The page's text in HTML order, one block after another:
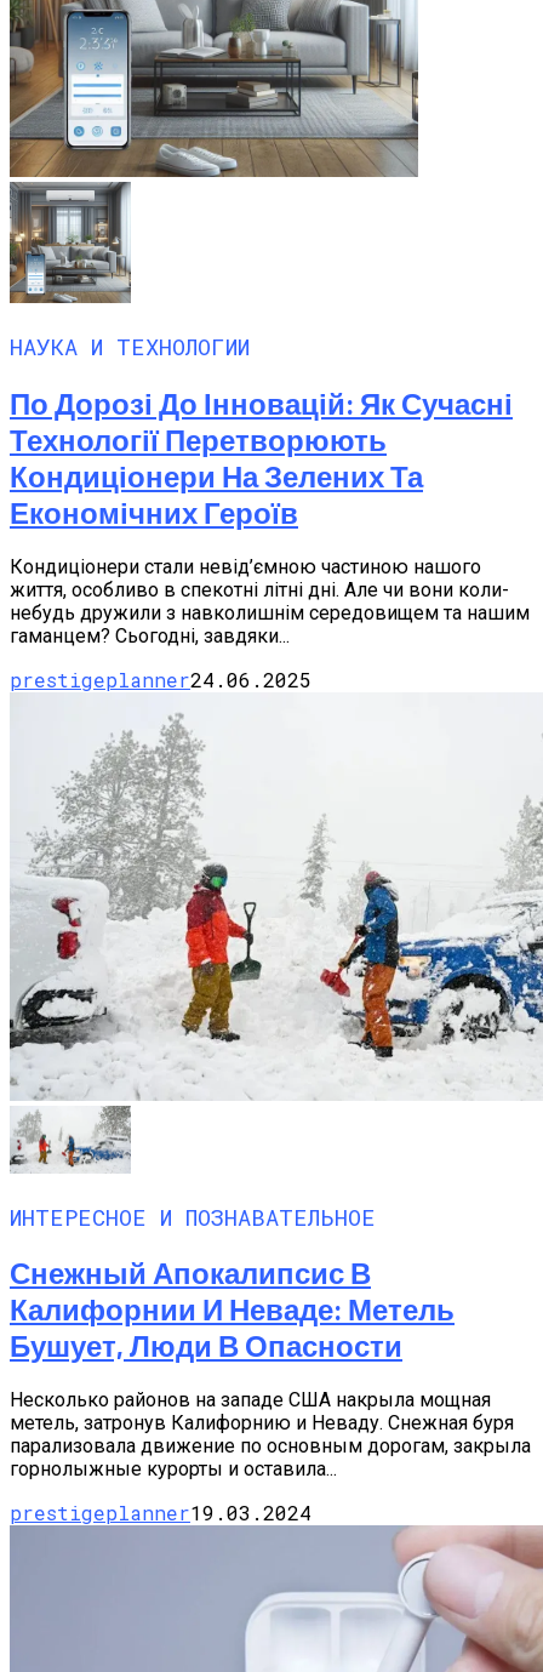
НАУКА И ТЕХНОЛОГИИ
По Дорозі До Інновацій: Як Сучасні
Технології Перетворюють
Кондиціонери На Зелених Та
Економічних Героїв
Кондиціонери стали невід’ємною частиною нашого
життя, особливо в спекотні літні дні. Але чи вони коли-
небудь дружили з навколишнім середовищем та нашим
гаманцем? Сьогодні, завдяки...
prestigeplanner24.06.2025
ИНТЕРЕСНОЕ И ПОЗНАВАТЕЛЬНОЕ
Снежный Апокалипсис В
Калифорнии И Неваде: Метель
Бушует, Люди В Опасности
Несколько районов на западе США накрыла мощная
метель, затронув Калифорнию и Неваду. Снежная буря
парализовала движение по основным дорогам, закрыла
горнолыжные курорты и оставила...
prestigeplanner19.03.2024